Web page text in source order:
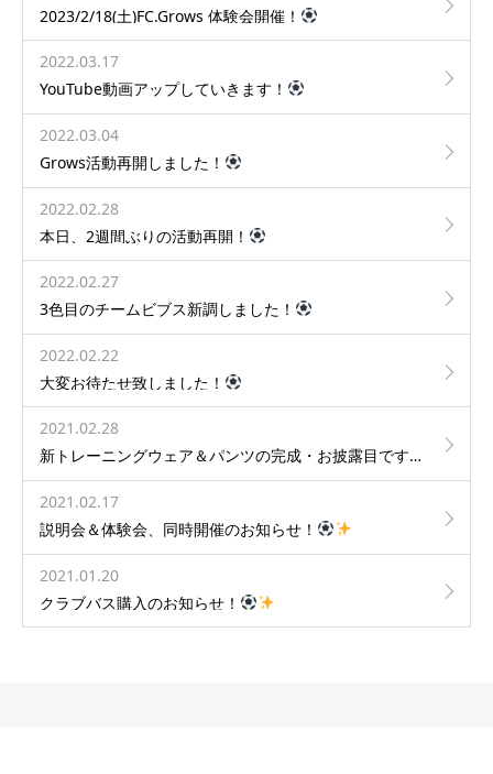
2023/2/18(土)FC.Grows 体験会開催！
2022.03.17
YouTube動画アップしていきます！
2022.03.04
Grows活動再開しました！
2022.02.28
本日、2週間ぶりの活動再開！
2022.02.27
3色目のチームビブス新調しました！
2022.02.22
大変お待たせ致しました！
2021.02.28
新トレーニングウェア＆パンツの完成・お披露目です！
2021.02.17
説明会＆体験会、同時開催のお知らせ！
2021.01.20
クラブバス購入のお知らせ！